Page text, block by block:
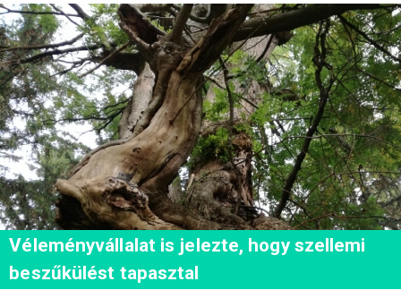
Véleményvállalat is jelezte, hogy szellemi
beszűkülést tapasztal